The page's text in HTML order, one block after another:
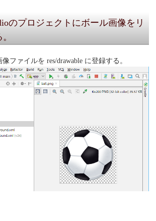
のプロジェクトにボール画像をリ
ファイルを res/drawable に登録する。